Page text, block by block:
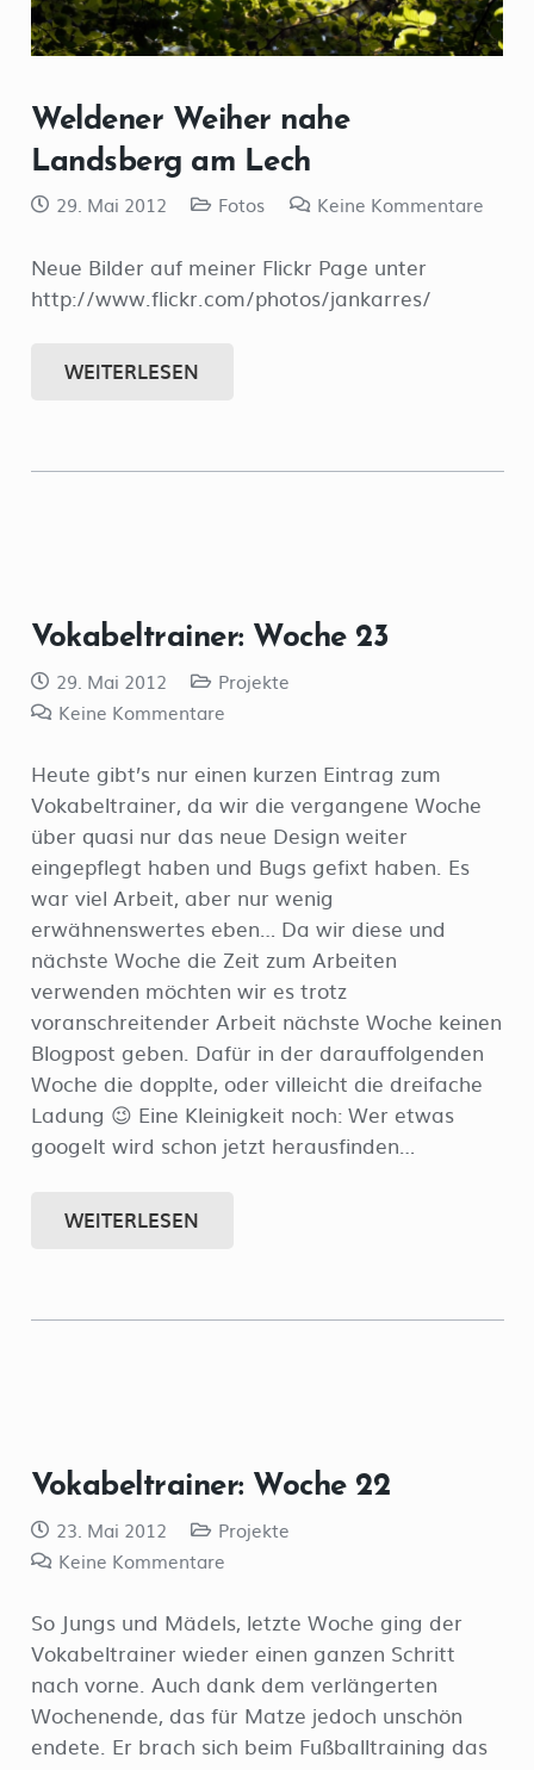
Weldener Weiher nahe
Landsberg am Lech
29. Mai 2012 Fotos Keine Kommentare
Neue Bilder auf meiner Flickr Page unter
http://www.flickr.com/photos/jankarres/
WEITERLESEN
Vokabeltrainer: Woche 23
29. Mai 2012
Projekte
Keine Kommentare
Heute gibt’s nur einen kurzen Eintrag zum
Vokabeltrainer, da wir die vergangene Woche
über quasi nur das neue Design weiter
eingepflegt haben und Bugs gefixt haben. Es
war viel Arbeit, aber nur wenig
erwähnenswertes eben… Da wir diese und
nächste Woche die Zeit zum Arbeiten
verwenden möchten wir es trotz
voranschreitender Arbeit nächste Woche keinen
Blogpost geben. Dafür in der darauffolgenden
Woche die dopplte, oder villeicht die dreifache
Ladung 😉 Eine Kleinigkeit noch: Wer etwas
googelt wird schon jetzt herausfinden…
WEITERLESEN
Vokabeltrainer: Woche 22
23. Mai 2012
Projekte
Keine Kommentare
So Jungs und Mädels, letzte Woche ging der
Vokabeltrainer wieder einen ganzen Schritt
nach vorne. Auch dank dem verlängerten
Wochenende, das für Matze jedoch unschön
endete. Er brach sich beim Fußballtraining das